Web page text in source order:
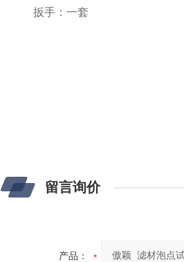
扳手：一套
留言询价
产品：